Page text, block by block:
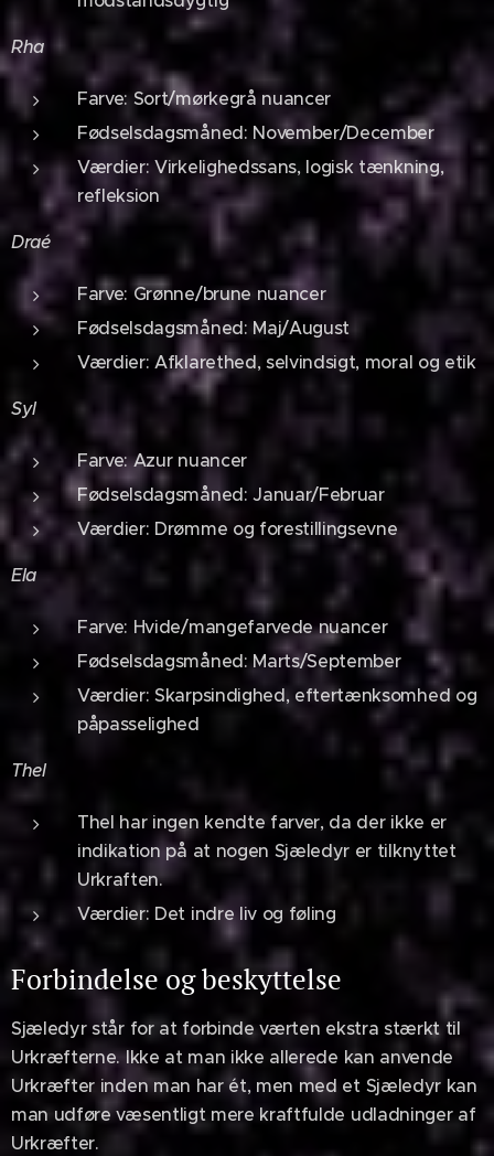
Rha
Farve: Sort/mørkegrå nuancer
Fødselsdagsmåned: November/December
Værdier: Virkelighedssans, logisk tænkning,
refleksion
Draé
Farve: Grønne/brune nuancer
Fødselsdagsmåned: Maj/August
Værdier: Afklarethed, selvindsigt, moral og etik
Syl
Farve: Azur nuancer
Fødselsdagsmåned: Januar/Februar
Værdier: Drømme og forestillingsevne
Ela
Farve: Hvide/mangefarvede nuancer
Fødselsdagsmåned: Marts/September
Værdier: Skarpsindighed, eftertænksomhed og
påpasselighed
Thel
Thel har ingen kendte farver, da der ikke er
indikation på at nogen Sjæledyr er tilknyttet
Urkraften.
Værdier: Det indre liv og føling
Forbindelse og beskyttelse
Sjæledyr står for at forbinde værten ekstra stærkt til
Urkræfterne. Ikke at man ikke allerede kan anvende
Urkræfter inden man har ét, men med et Sjæledyr kan
man udføre væsentligt mere kraftfulde udladninger af
Urkræfter.